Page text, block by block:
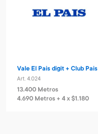
Vale El Pais digit + Club Pais
Art. 4.024
13.400 Metros
4.690 Metros + 4 x $1.180